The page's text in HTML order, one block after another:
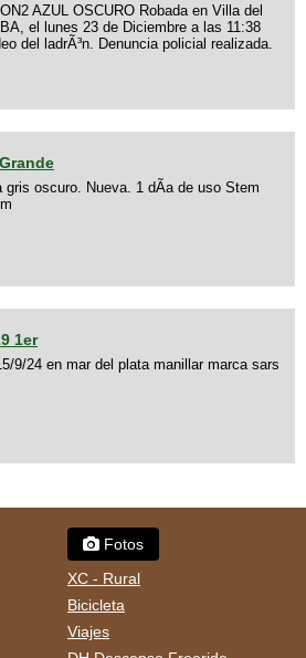
AZUL OSCURO Robada en Villa del
el lunes 23 de Diciembre a las 11:38
del ladrÃ³n. Denuncia policial realizada.
gris oscuro. Nueva. 1 dÃ­a de uso Stem
1er
9/24 en mar del plata manillar marca sars
Fotos
XC - Rural
Bicicleta
Viajes